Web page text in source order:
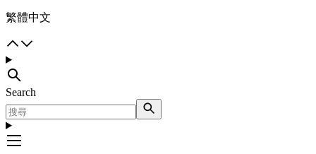
繁體中文
Search